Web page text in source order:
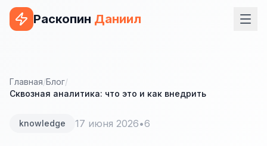
Раскопин Даниил
ВЕБ-РАЗРАБОТКА
Сайт на WordPress
Главная/Блог/
Сквозная аналитика: что это и как внедрить
knowledge 17 июня 2026•6